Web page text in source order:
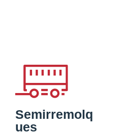
Semirremolq
ues